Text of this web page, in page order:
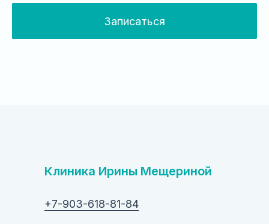
Записаться
Клиника Ирины Мещериной
+7-903-618-81-84